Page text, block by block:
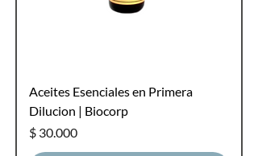
Aceites Esenciales en Primera
Dilucion | Biocorp
Precio
$ 30.000